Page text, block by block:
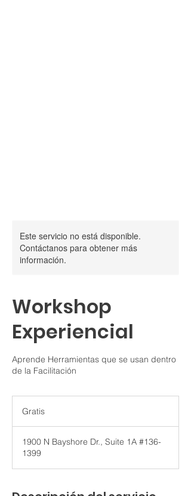
Este servicio no está disponible.
Contáctanos para obtener más
información.
Workshop
Experiencial
Aprende Herramientas que se usan dentro
de la Facilitación
Gratis
1900 N Bayshore Dr., Suite 1A #136-
1399